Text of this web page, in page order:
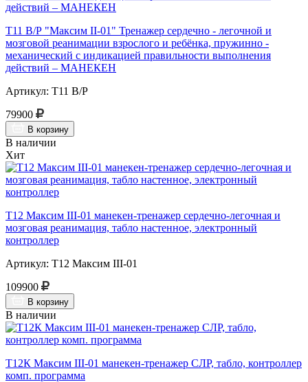
Т11 В/Р "Максим II-01" Тренажер сердечно - легочной и
мозговой реанимации взрослого и ребёнка, пружинно -
механический с индикацией правильности выполнения
действий – МАНЕКЕН
Артикул: Т11 В/Р
79900
В корзину
В наличии
Хит
Т12 Максим III-01 манекен-тренажер сердечно-легочная и
мозговая реанимация, табло настенное, электронный
контроллер
Артикул: Т12 Максим III-01
109900
В корзину
В наличии
Т12К Максим III-01 манекен-тренажер СЛР, табло, контроллер
комп. программа